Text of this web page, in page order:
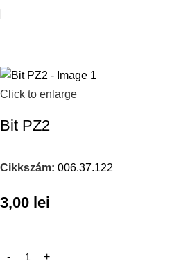
Click to enlarge
Bit PZ2
Cikkszám: 006.37.122
3,00 lei